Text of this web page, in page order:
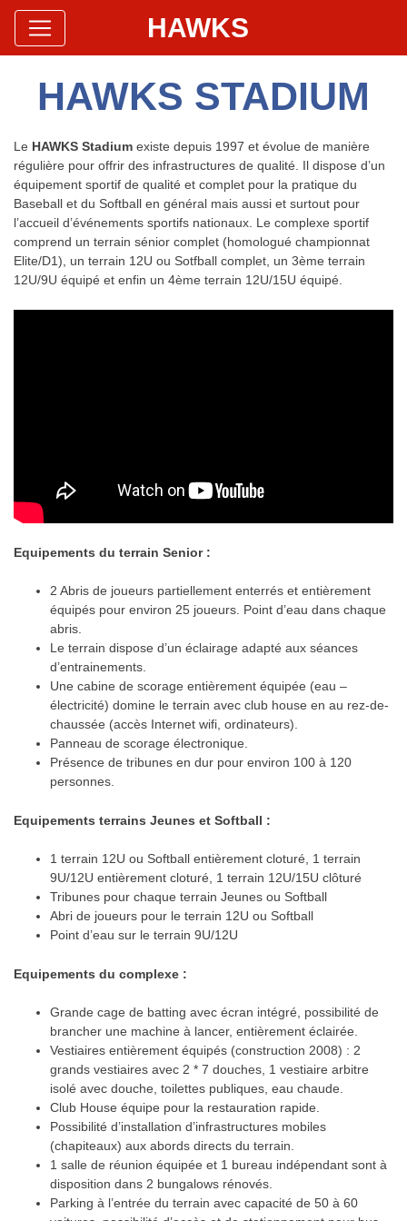
Hawks Baseball Softball
Site Officiel HAWKS
HAWKS STADIUM
Le HAWKS Stadium existe depuis 1997 et évolue de manière
régulière pour offrir des infrastructures de qualité. Il dispose d’un
équipement sportif de qualité et complet pour la pratique du
Baseball et du Softball en général mais aussi et surtout pour
l’accueil d’événements sportifs nationaux. Le complexe sportif
comprend un terrain sénior complet (homologué championnat
Elite/D1), un terrain 12U ou Sotfball complet, un 3ème terrain
12U/9U équipé et enfin un 4ème terrain 12U/15U équipé.
Equipements du terrain Senior :
2 Abris de joueurs partiellement enterrés et entièrement
équipés pour environ 25 joueurs. Point d’eau dans chaque
abris.
Le terrain dispose d’un éclairage adapté aux séances
d’entrainements.
Une cabine de scorage entièrement équipée (eau –
électricité) domine le terrain avec club house en au rez-de-
chaussée (accès Internet wifi, ordinateurs).
Panneau de scorage électronique.
Présence de tribunes en dur pour environ 100 à 120
personnes.
Equipements terrains Jeunes et Softball :
1 terrain 12U ou Softball entièrement cloturé, 1 terrain
9U/12U entièrement cloturé, 1 terrain 12U/15U clôturé
Tribunes pour chaque terrain Jeunes ou Softball
Abri de joueurs pour le terrain 12U ou Softball
Point d’eau sur le terrain 9U/12U
Equipements du complexe :
Grande cage de batting avec écran intégré, possibilité de
brancher une machine à lancer, entièrement éclairée.
Vestiaires entièrement équipés (construction 2008) : 2
grands vestiaires avec 2 * 7 douches, 1 vestiaire arbitre
isolé avec douche, toilettes publiques, eau chaude.
Club House équipe pour la restauration rapide.
Possibilité d’installation d’infrastructures mobiles
(chapiteaux) aux abords directs du terrain.
1 salle de réunion équipée et 1 bureau indépendant sont à
disposition dans 2 bungalows rénovés.
Parking à l’entrée du terrain avec capacité de 50 à 60